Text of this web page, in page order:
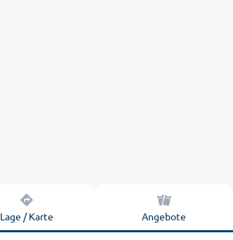
Lage / Karte Angebote